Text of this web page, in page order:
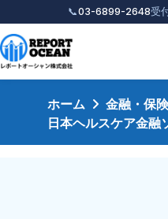
📞03-6899-2648受
ホーム
金融・保
日本ヘルスケア金融